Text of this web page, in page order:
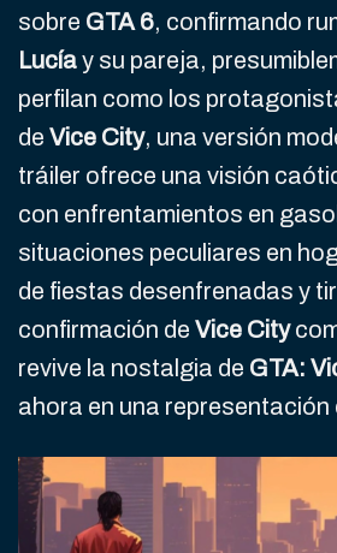
sobre GTA 6, confirmando
Lucíay su pareja,
perfilan como los
de Vice City, una versión
tráiler ofrece una visión
con enfrentamientos en
situaciones peculiares en
de fiestas desenfrenadas y
confirmación de Vice City
revive la nostalgia de GTA:
ahora en una